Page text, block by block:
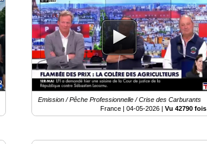
Emission / Pêche Professionnelle / Crise des Carburants
France | 04-05-2026| Vu 42790 fois